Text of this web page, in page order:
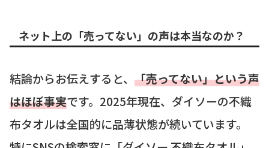
ネット上の「売ってない」の声は本当なのか？
結論からお伝えすると、 「売ってない」という声
はほぼ事実です。2025年現在、ダイソーの不織
布タオルは全国的に品薄状態が続いています。